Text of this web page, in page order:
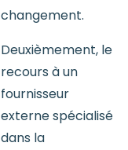
changement.
Deuxièmement, le
recours à un
fournisseur
externe spécialisé
dans la